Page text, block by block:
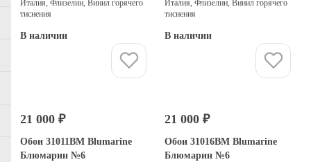
Италия, Флизелин, Винил горячего
тиснения
В наличии
Италия, Флизелин, Винил горячего
тиснения
В наличии
21 000 ₽
Обои 31011BM Blumarine
Блюмарин №6
21 000 ₽
Обои 31016BM Blumarine
Блюмарин №6